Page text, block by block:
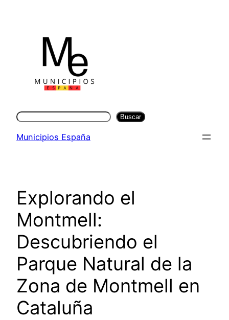
contenido
Buscar Buscar
Municipios España
Explorando el
Montmell:
Descubriendo el
Parque Natural de la
Zona de Montmell en
Cataluña